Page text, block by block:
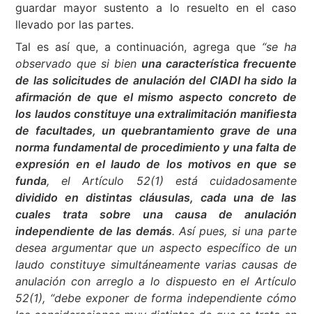
guardar mayor sustento a lo resuelto en el caso
llevado por las partes.
Tal es así que, a continuación, agrega que “se ha
observado que si bien una característica frecuente
de las solicitudes de anulación del CIADI ha sido la
afirmación de que el mismo aspecto concreto de
los laudos constituye una extralimitación manifiesta
de facultades, un quebrantamiento grave de una
norma fundamental de procedimiento y una falta de
expresión en el laudo de los motivos en que se
funda, el Artículo 52(1) está cuidadosamente
dividido en distintas cláusulas, cada una de las
cuales trata sobre una causa de anulación
independiente de las demás. Así pues, si una parte
desea argumentar que un aspecto específico de un
laudo constituye simultáneamente varias causas de
anulación con arreglo a lo dispuesto en el Artículo
52(1), “debe exponer de forma independiente cómo